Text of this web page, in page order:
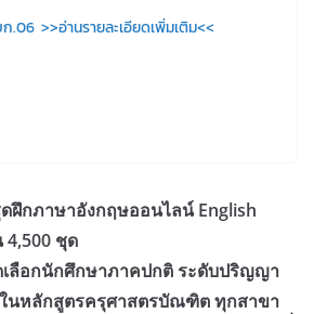
.06 >>อ่านรายละเอียดเพิ่มเติม<<
ฝึกภาษาอังกฤษออนไลน์ English
4,500 ชุด
เลือกนักศึกษาภาคปกติ ระดับปริญญา
ในหลักสูตรครุศาสตรบัณฑิต ทุกสาขา